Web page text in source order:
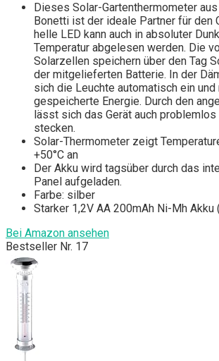
Dieses Solar-Gartenthermometer
Bonetti ist der ideale Partner für den
helle LED kann auch in absoluter
Temperatur abgelesen werden. Die
Solarzellen speichern über den Tag
der mitgelieferten Batterie. In der
sich die Leuchte automatisch ein
gespeicherte Energie. Durch den
lässt sich das Gerät auch
stecken.
Solar-Thermometer zeigt
+50°C an
Der Akku wird tagsüber durch das
Panel aufgeladen.
Farbe: silber
Starker 1,2V AA 200mAh Ni-Mh Akku
Bei Amazon ansehen
Bestseller Nr. 17